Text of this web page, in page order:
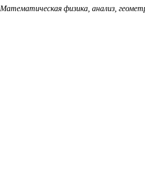
Математическая физика, анализ,